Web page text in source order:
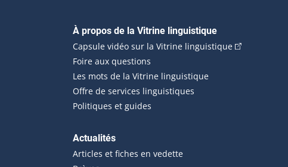
Navigation principale
À propos de la Vitrine linguistique
Capsule vidéo sur la Vitrine linguistique(Cet
Foire aux questions
Les mots de la Vitrine linguistique
Offre de services linguistiques
Politiques et guides
Actualités
Articles et fiches en vedette